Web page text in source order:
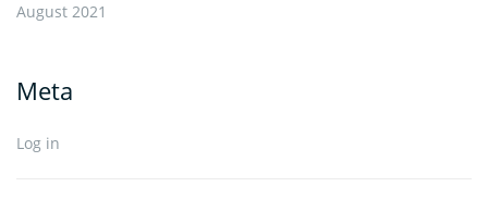
August 2021
Meta
Log in